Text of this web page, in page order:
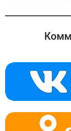
n
o
a
ss
ni
ki